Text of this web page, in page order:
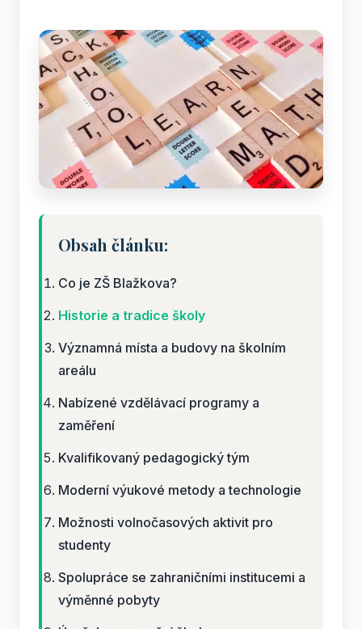
Obsah článku:
Co je ZŠ Blažkova?
Historie a tradice školy
Významná místa a budovy na školním
areálu
Nabízené vzdělávací programy a
zaměření
Kvalifikovaný pedagogický tým
Moderní výukové metody a technologie
Možnosti volnočasových aktivit pro
studenty
Spolupráce se zahraničními institucemi a
výměnné pobyty